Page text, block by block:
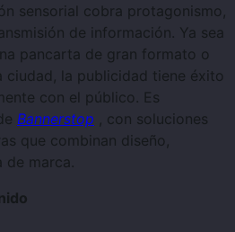
sensorial cobra protagonismo,
de información. Ya sea
pancarta de gran formato o
ciudad, la publicidad tiene éxito
con el público. Es
Bannerstop , con soluciones
que combinan diseño,
de marca.